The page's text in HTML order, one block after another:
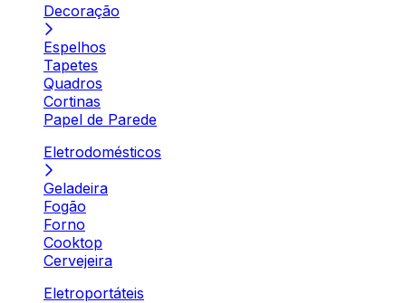
Decoração
Espelhos
Tapetes
Quadros
Cortinas
Papel de Parede
Eletrodomésticos
Geladeira
Fogão
Forno
Cooktop
Cervejeira
Eletroportáteis